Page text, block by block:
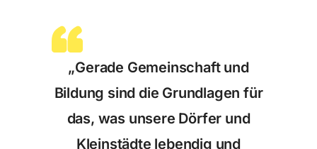
„Gerade Gemeinschaft und
Bildung sind die Grundlagen für
das, was unsere Dörfer und
Kleinstädte lebendig und